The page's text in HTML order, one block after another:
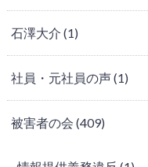
石澤大介 (1)
社員・元社員の声(1)
被害者の会 (409)